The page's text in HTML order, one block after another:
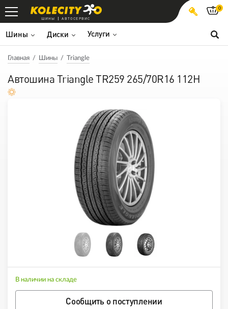
ШИНЫ АВТОСЕРВИС
Шины Диски Услуги
0
Главная Шины Triangle
Автошина Triangle TR259 265/70R16 112H
В наличии на складе
Сообщить о поступлении